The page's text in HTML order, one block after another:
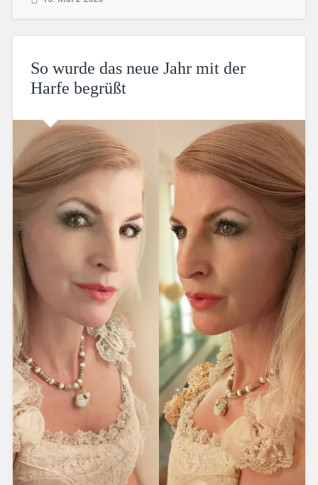
So wurde das neue Jahr mit der
Harfe begrüßt